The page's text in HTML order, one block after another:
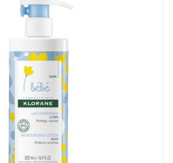
Kamertemperatuur (15°C - 25°C)